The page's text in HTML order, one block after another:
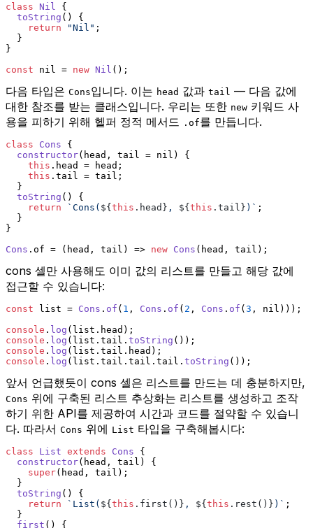
class Nil
{
toString ( ) {
return
"Nil" ;
  }
}
const nil = new Nil ();
다음 타입은 Cons입니다. 이는 head 값과 tail — 다음 값에
대한 참조를 받는 클래스입니다. 우리는 또한 new 키워드 사
용을 피하기 위해 헬퍼 정적 메서드
.of를 만듭니다.
class Cons {
constructor( head, tail = nil ) {
this . head
= head;
this . tail
= tail;
  }
toString ( ) {
return
`Cons( ${ this .head} , ${ this .tail} )` ;
  }
}
Cons . of = ( head, tail ) => new Cons (head, tail);
cons 셀만 사용해도 이미 값의 리스트를 만들고 해당 값에
접근할 수 있습니다:
const list = Cons . of ( 1 , Cons . of ( 2 , Cons . of ( 3 , nil)));
console . log (list. head );
console . log (list. tail . toString ());
console . log (list. tail . head );
console . log (list. tail . tail . tail . toString ());
앞서 언급했듯이 cons 셀은 리스트를 만드는 데 충분하지만,
Cons 위에 구축된 리스트 추상화는 리스트를 생성하고 조작
하기 위한 API를 제공하여 시간과 코드를 절약할 수 있습니
다. 따라서 Cons 위에 List 타입을 구축해봅시다:
class List extends Cons {
constructor( head, tail ) {
super(head, tail);
  }
toString ( ) {
return
`List( ${ this .first()} , ${ this .rest()} )` ;
  }
first ( ) {